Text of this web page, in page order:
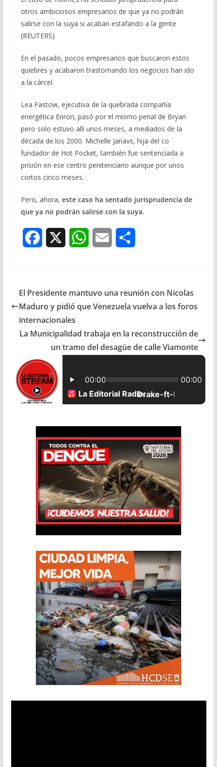
otros ambiciosos empresarios de que ya no podrán
salirse con la suya si acaban estafando a la gente
(REUTERS)
En el pasado, pocos empresarios que buscaron estos
quiebres y acabaron trastornando los negocios han ido
a la cárcel.
Lea Fastow, ejecutiva de la quebrada compañía
energética Enron, pasó por el mismo penal de Bryan
pero solo estuvo allí unos meses, a mediados de la
década de los 2000. Michelle Janavs, hija del co
fundador de Hot Pocket, también fue sentenciada a
prisión en ese centro penitenciario aunque por unos
cortos cinco meses.
Pero, ahora, este caso ha sentado jurisprudencia de
que ya no podrán salirse con la suya.
e
o
k
W
t
A
p
i
r
El Presidente mantuvo una reunión con Nicolas
Maduro y pidió que Venezuela vuelva a los foros
internacionales
La Municipalidad trabaja en la reconstrucción de
un tramo del desagüe de calle Viamonte